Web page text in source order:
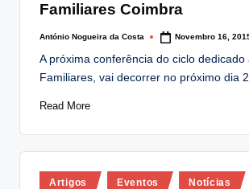
Familiares Coimbra
Posted
António Nogueira da Costa Novembro 16,
A próxima conferência do ciclo dedicado
Familiares, vai decorrer no próximo dia
Read More
Posted
Artigos Eventos Notícias